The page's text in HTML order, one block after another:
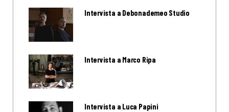
Intervista a Debonademeo Studio
Intervista a Marco Ripa
Intervista a Luca Papini